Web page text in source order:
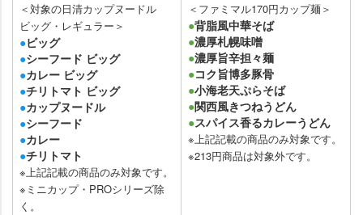
＜対象の日清カップヌードル
ビッグ・レギュラー＞
●ビッグ
●シーフード ビッグ
●カレー ビッグ
●チリトマト ビッグ
●カップヌードル
●シーフード
●カレー
●チリトマト
※上記記載の商品のみ対象です。
※ミニカップ・PROシリーズ除
く。
＜ファミマル170円カップ麺＞
●背脂風中華そば
●濃厚札幌味噌
●濃厚旨辛担々麺
●コク旨博多豚骨
●小海老天ぷらそば
●関西風きつねうどん
●スパイス香るカレーうどん
※上記記載の商品のみ対象です。
※213円商品は対象外です。